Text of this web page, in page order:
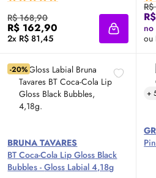
R$ 168,90
R$ 162,90
2x R$ 81,45 Adicionar
no
ou
-20%
BRUNA TAVARES
BT Coca-Cola LipGloss Black
Bubbles -Gloss Labial 4,18g
+